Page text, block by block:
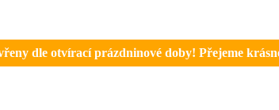
dle otvírací prázdninové doby! Přejeme